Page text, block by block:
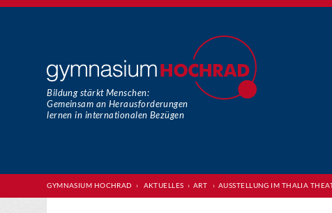
Bildung stärkt Menschen:
Gemeinsam an Herausforderungen
lernen in internationalen Bezügen
GYMNASIUM HOCHRAD › AKTUELLES › ART › AUSSTELLUNG IM THALIA